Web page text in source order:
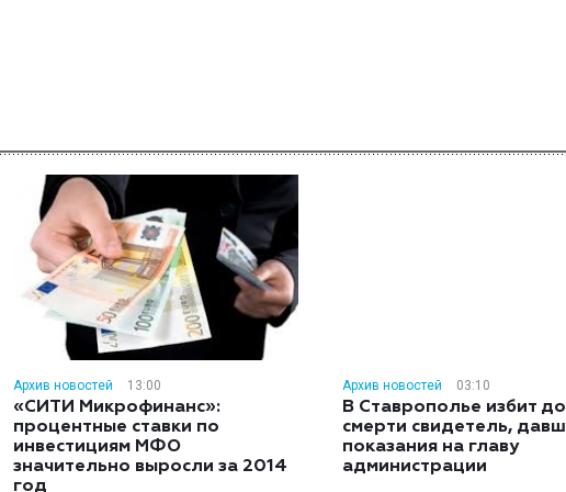
Архив новостей 13:00
«СИТИ Микрофинанс»:
процентные ставки по
инвестициям МФО
значительно выросли за 2014
год
Архив новостей 03:10
В Ставрополье избит до
смерти свидетель,
показания на главу
администрации